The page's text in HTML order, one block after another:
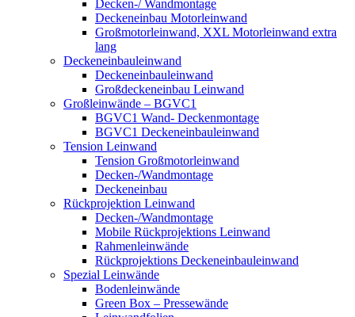
Decken-/ Wandmontage
Deckeneinbau Motorleinwand
Großmotorleinwand, XXL Motorleinwand extra
lang
Deckeneinbauleinwand
Deckeneinbauleinwand
Großdeckeneinbau Leinwand
Großleinwände – BGVC1
BGVC1 Wand- Deckenmontage
BGVC1 Deckeneinbauleinwand
Tension Leinwand
Tension Großmotorleinwand
Decken-/Wandmontage
Deckeneinbau
Rückprojektion Leinwand
Decken-/Wandmontage
Mobile Rückprojektions Leinwand
Rahmenleinwände
Rückprojektions Deckeneinbauleinwand
Spezial Leinwände
Bodenleinwände
Green Box – Pressewände